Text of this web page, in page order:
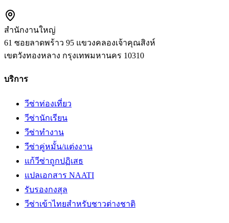
สำนักงานใหญ่
61 ซอยลาดพร้าว 95 แขวงคลองเจ้าคุณสิงห์
เขตวังทองหลาง กรุงเทพมหานคร 10310
บริการ
วีซ่าท่องเที่ยว
วีซ่านักเรียน
วีซ่าทำงาน
วีซ่าคู่หมั้น/แต่งงาน
แก้วีซ่าถูกปฏิเสธ
แปลเอกสาร NAATI
รับรองกงสุล
วีซ่าเข้าไทยสำหรับชาวต่างชาติ